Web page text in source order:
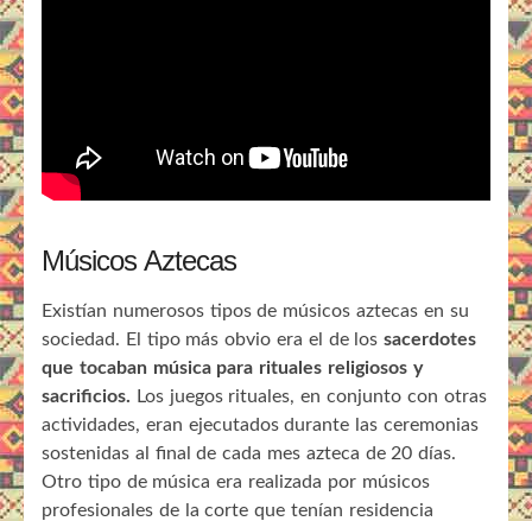
Músicos Aztecas
Existían numerosos tipos de músicos aztecas en su
sociedad. El tipo más obvio era el de lossacerdotes
que tocaban música para rituales religiosos y
sacrificios. Los juegos rituales, en conjunto con otras
actividades, eran ejecutados durante las ceremonias
sostenidas al final de cada mes azteca de 20 días.
Otro tipo de música era realizada por músicos
profesionales de la corte que tenían residencia